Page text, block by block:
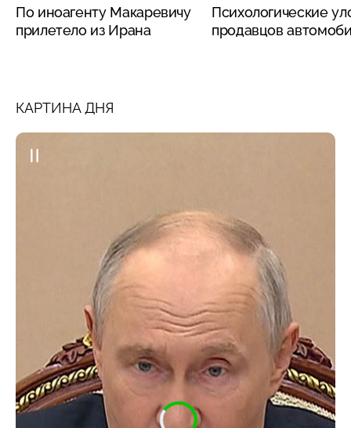
По иноагенту Макаревичу
прилетело из Ирана
Психологические
продавцов
КАРТИНА ДНЯ